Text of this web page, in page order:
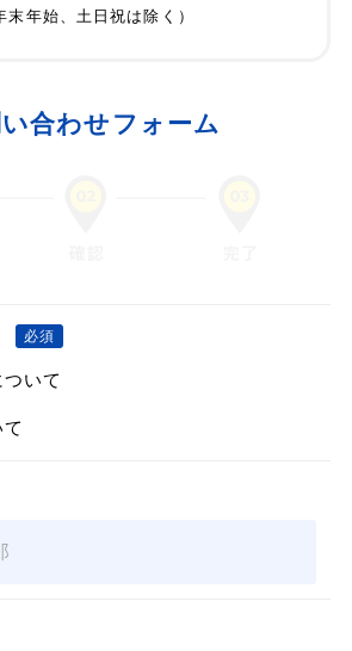
末年始、土日祝は除く）
合わせフォーム
いて